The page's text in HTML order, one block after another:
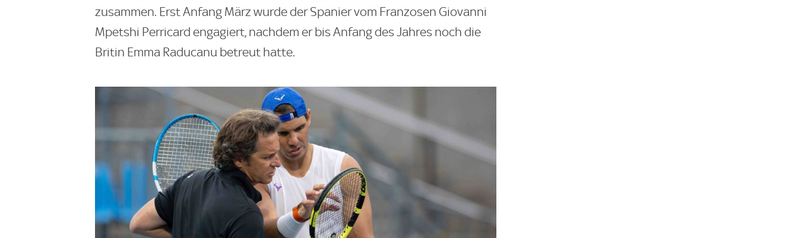
zusammen. Erst Anfang März wurde der Spanier vom Franzosen Giovanni
Mpetshi Perricard engagiert, nachdem er bis Anfang des Jahres noch die
Britin Emma Raducanu betreut hatte.